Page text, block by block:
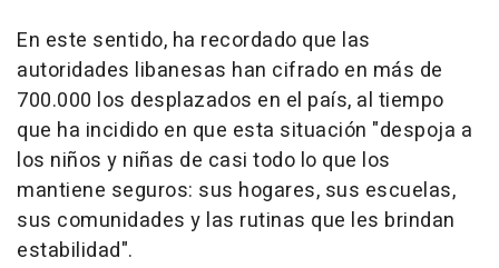
En este sentido, ha recordado que las
autoridades libanesas han cifrado en más de
700.000 los desplazados en el país, al tiempo
que ha incidido en que esta situación "despoja a
los niños y niñas de casi todo lo que los
mantiene seguros: sus hogares, sus escuelas,
sus comunidades y las rutinas que les brindan
estabilidad".